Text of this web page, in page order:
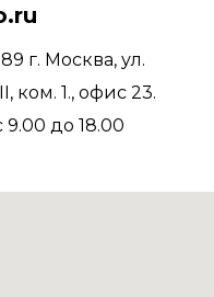
г. Москва, ул.
ком. 1., офис 23.
9.00 до 18.00